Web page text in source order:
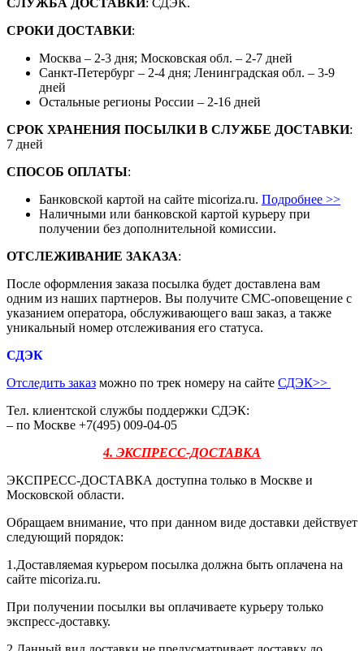
СЛУЖБА ДОСТАВКИ: СДЭК.
СРОКИ ДОСТАВКИ:
Москва – 2-3 дня; Московская обл. – 2-7 дней
Санкт-Петербург – 2-4 дня; Ленинградская обл. – 3-9
дней
Остальные регионы России – 2-16 дней
СРОК ХРАНЕНИЯ ПОСЫЛКИ В СЛУЖБЕ ДОСТАВКИ:
7 дней
СПОСОБ ОПЛАТЫ:
Банковской картой на сайте micoriza.ru. Подробнее >>
Наличными или банковской картой курьеру при
получении без дополнительной комиссии.
ОТСЛЕЖИВАНИЕ ЗАКАЗА:
После оформления заказа посылка будет доставлена вам
одним из наших партнеров. Вы получите СМС-оповещение с
указанием оператора, обслуживающего ваш заказ, а также
уникальный номер отслеживания его статуса.
СДЭК
Отследить заказ можно по трек номеру на сайте СДЭК>>
Тел. клиентской службы поддержки СДЭК:
– по Москве +7(495) 009-04-05
4. ЭКСПРЕСС-ДОСТАВКА
ЭКСПРЕСС-ДОСТАВКА доступна только в Москве и
Московской области.
Обращаем внимание, что при данном виде доставки действует
следующий порядок:
1.Доставляемая курьером посылка должна быть оплачена на
сайте micoriza.ru.
При получении посылки вы оплачиваете курьеру только
экспресс-доставку.